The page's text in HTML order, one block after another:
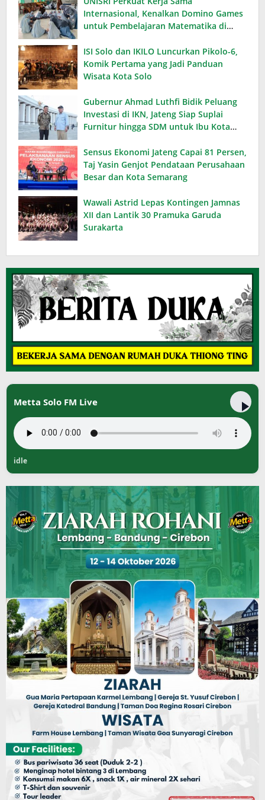
Internasional, Kenalkan Domino Games
untuk Pembelajaran Matematika di
ISI Solo dan IKILO Luncurkan Pikolo-6,
Komik Pertama yang Jadi Panduan
Wisata Kota Solo
Gubernur Ahmad Luthfi Bidik Peluang
Investasi di IKN, Jateng Siap Suplai
Furnitur hingga SDM untuk Ibu Kota
Sensus Ekonomi Jateng Capai 81 Persen,
Taj Yasin Genjot Pendataan Perusahaan
Besar dan Kota Semarang
Wawali Astrid Lepas Kontingen Jamnas
XII dan Lantik 30 Pramuka Garuda
Surakarta
Metta Solo FM Live
idle